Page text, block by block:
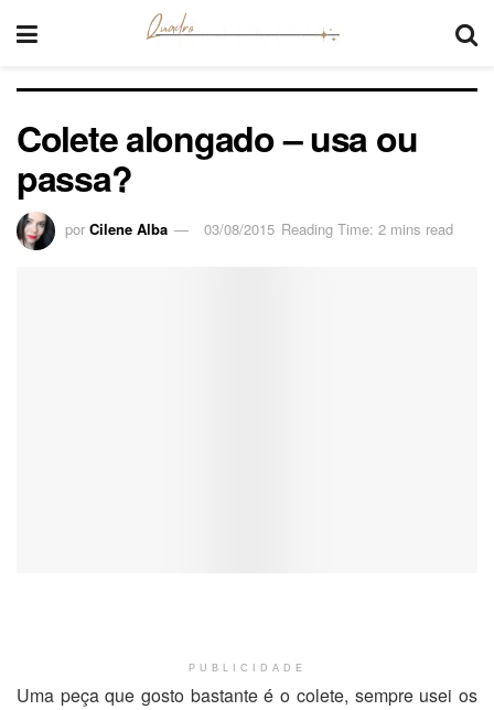
Colete alongado – usa ou
passa?
por Cilene Alba 03/08/2015 Reading Time: 2 mins read
PUBLICIDADE
Uma peça que gosto bastante é o colete, sempre usei os